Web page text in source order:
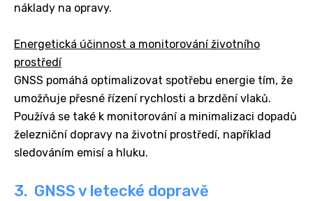
náklady na opravy.
Energetická účinnost a monitorování životního
prostředí
GNSS pomáhá optimalizovat spotřebu energie tím, že
umožňuje přesné řízení rychlosti a brzdění vlaků.
Používá se také k monitorování a minimalizaci dopadů
železniční dopravy na životní prostředí, například
sledováním emisí a hluku.
3. GNSS v letecké dopravě